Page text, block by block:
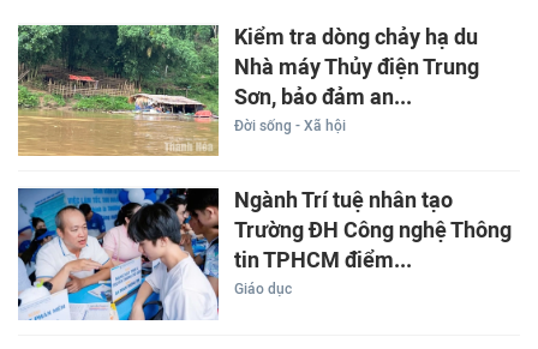
Kiểm tra dòng chảy hạ du
Nhà máy Thủy điện Trung
Sơn, bảo đảm an...
Đời sống - Xã hội
Ngành Trí tuệ nhân tạo
Trường ĐH Công nghệ Thông
tin TPHCM điểm...
Giáo dục